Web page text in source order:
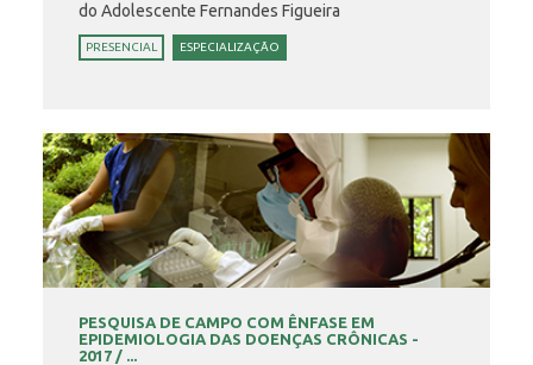
do Adolescente Fernandes Figueira
PRESENCIAL ESPECIALIZAÇÃO
PESQUISA DE CAMPO COM ÊNFASE EM
EPIDEMIOLOGIA DAS DOENÇAS CRÔNICAS -
2017 / ...